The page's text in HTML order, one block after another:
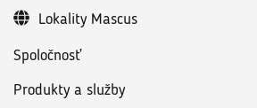
Spoločnosť
Produkty a služby
Lokality Mascus